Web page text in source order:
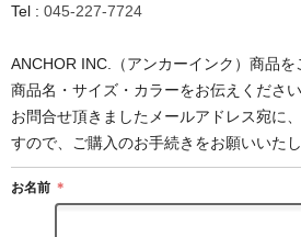
Tel : 045-227-7724
ANCHOR INC.（アンカーインク）商品を
商品名・サイズ・カラーをお伝えください
お問合せ頂きましたメールアドレス宛に
すので、ご購入のお手続きをお願いいたし
お名前 ＊